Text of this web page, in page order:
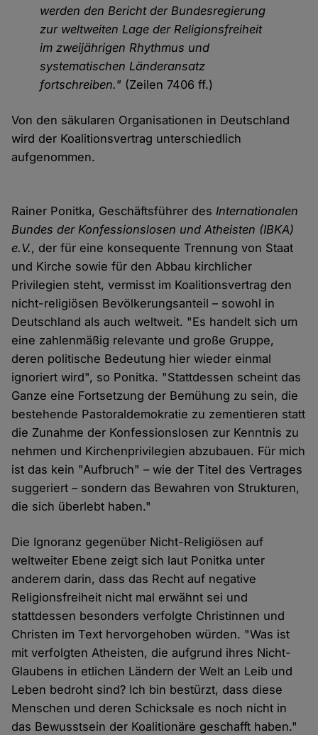
werden den Bericht der Bundesregierung
zur weltweiten Lage der Religionsfreiheit
im zweijährigen Rhythmus und
systematischen Länderansatz
fortschreiben." (Zeilen 7406 ff.)
Von den säkularen Organisationen in Deutschland
wird der Koalitionsvertrag unterschiedlich
aufgenommen.
Rainer Ponitka, Geschäftsführer desInternationalen
Bundes der Konfessionslosen und Atheisten (IBKA)
e.V., der für eine konsequente Trennung von Staat
und Kirche sowie für den Abbau kirchlicher
Privilegien steht, vermisst im Koalitionsvertrag den
nicht-religiösen Bevölkerungsanteil – sowohl in
Deutschland als auch weltweit. "Es handelt sich um
eine zahlenmäßig relevante und große Gruppe,
deren politische Bedeutung hier wieder einmal
ignoriert wird", so Ponitka. "Stattdessen scheint das
Ganze eine Fortsetzung der Bemühung zu sein, die
bestehende Pastoraldemokratie zu zementieren statt
die Zunahme der Konfessionslosen zur Kenntnis zu
nehmen und Kirchenprivilegien abzubauen. Für mich
ist das kein "Aufbruch" – wie der Titel des Vertrages
suggeriert – sondern das Bewahren von Strukturen,
die sich überlebt haben."
Die Ignoranz gegenüber Nicht-Religiösen auf
weltweiter Ebene zeigt sich laut Ponitka unter
anderem darin, dass das Recht auf negative
Religionsfreiheit nicht mal erwähnt sei und
stattdessen besonders verfolgte Christinnen und
Christen im Text hervorgehoben würden. "Was ist
mit verfolgten Atheisten, die aufgrund ihres Nicht-
Glaubens in etlichen Ländern der Welt an Leib und
Leben bedroht sind? Ich bin bestürzt, dass diese
Menschen und deren Schicksale es noch nicht in
das Bewusstsein der Koalitionäre geschafft haben."